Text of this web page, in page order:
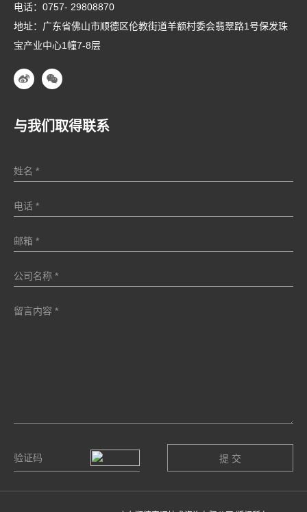
电话： 0757- 29808870
地址：广东省佛山市顺德区伦教街道羊额村委会翡翠路1号保发珠
宝产业中心1幢7-8层
与我们取得联系